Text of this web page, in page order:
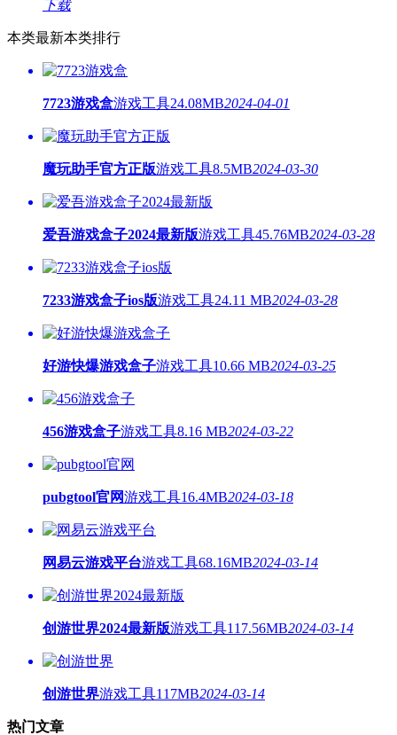
下载
本类最新本类排行
7723游戏盒游戏工具24.08MB2024-04-01
魔玩助手官方正版游戏工具8.5MB2024-03-30
爱吾游戏盒子2024最新版游戏工具45.76MB2024-03-28
7233游戏盒子ios版游戏工具24.11 MB2024-03-28
好游快爆游戏盒子游戏工具10.66 MB2024-03-25
456游戏盒子游戏工具8.16 MB2024-03-22
pubgtool官网游戏工具16.4MB2024-03-18
网易云游戏平台游戏工具68.16MB2024-03-14
创游世界2024最新版游戏工具117.56MB2024-03-14
创游世界游戏工具117MB2024-03-14
热门文章